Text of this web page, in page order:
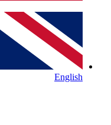
English